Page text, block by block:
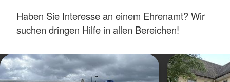
Haben Sie Interesse an einem Ehrenamt? Wir
suchen dringen Hilfe in allen Bereichen!